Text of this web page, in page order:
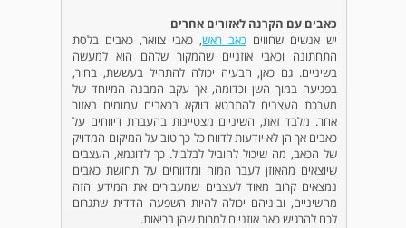
כאבים עם הקרנה לאזורים אחרים
יש אנשים שחווים כאב ראש, כאבי צוואר, כאבים בלסת
התחתונה וכאבי אוזניים שהמקור שלהם הוא למעשה
בשיניים. גם כאן, הבעיה יכולה להתחיל בעששת, בחור,
בפגיעה במוך השן וכדומה, אך עקב המבנה המיוחד של
מערכת העצבים להתבטא דווקא בכאבים עמומים באזור
אחר. מלבד זאת, השיניים מצטיינות בהעברת דיווחים על
כאבים אך הן לא יודעות לדווח כל כך טוב על המיקום המדויק
של הכאב, מה שיכול להוביל לבלבול. כך לדוגמא, העצבים
שיוצאים מהאוזן לעבר המוח ומדווחים על תחושת כאבים
נמצאים קרוב מאוד לעצבים שמעבירים את המידע הזה
מהשיניים, וביניהם יכולה להיות השפעה הדדית שתגרום
לכם להרגיש כאב אוזניים למרות שהן בריאות.